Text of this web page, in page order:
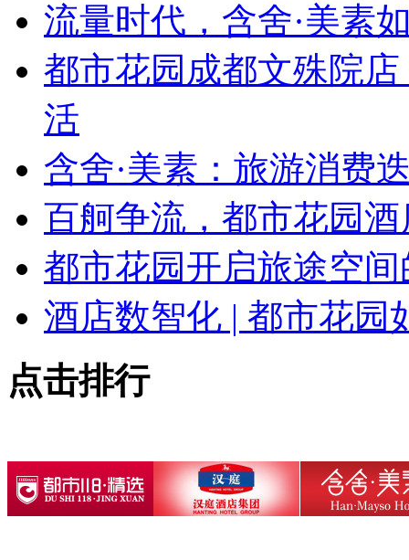
流量时代，含舍·美素
都市花园成都文殊院
活
含舍·美素：旅游消费
百舸争流，都市花园
都市花园开启旅途空间
酒店数智化 | 都市花园
点击排行